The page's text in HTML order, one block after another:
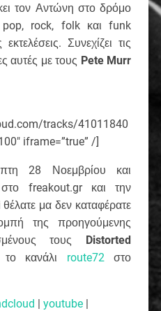
τον Αντώνη στο δρόμο
pop, rock, folk και funk
Συνεχίζει τις
αυτές με τους Pete Murr
tracks/41011840
iframe=”true” /]
28 Νοεμβρίου και
freakout.gr και την
μα δεν καταφέρατε
της προηγούμενης
τους Distorted
το κανάλι route72 στο
| youtube |